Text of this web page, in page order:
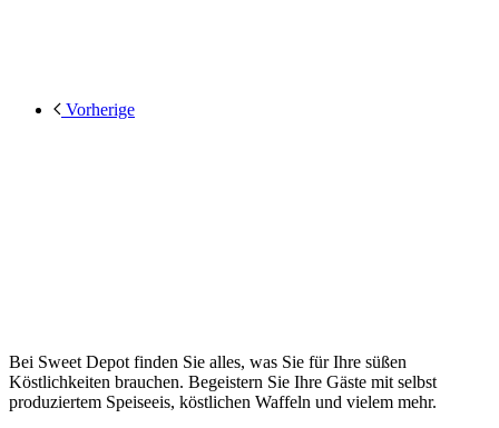
Vorherige
Bei Sweet Depot finden Sie alles, was Sie für Ihre süßen
Köstlichkeiten brauchen. Begeistern Sie Ihre Gäste mit selbst
produziertem Speiseeis, köstlichen Waffeln und vielem mehr.